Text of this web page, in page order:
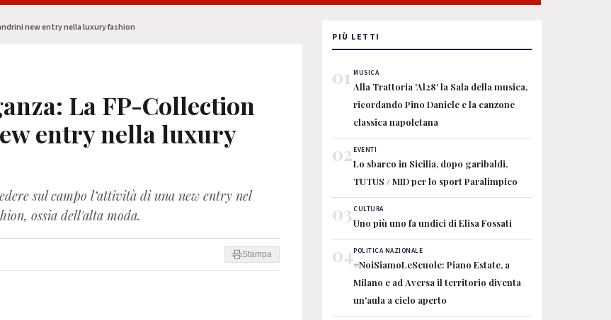
new entry nella luxury fashion
La FP-Collection
entry nella luxury
sul campo l’attività di una new entry nel
ossia dell'alta moda.
Stampa
PIÙ LETTI
01 MUSICA
Alla Trattoria 'Al28' la Sala della musica,
ricordando Pino Daniele e la canzone
classica napoletana
02EVENTI
Lo sbarco in Sicilia, dopo garibaldi,
TUTUS / MID per lo sport Paralimpico
03CULTURA
Uno più uno fa undici di Elisa Fossati
04POLITICA NAZIONALE
#NoiSiamoLeScuole: Piano Estate, a
Milano e ad Aversa il territorio diventa
un'aula a cielo aperto